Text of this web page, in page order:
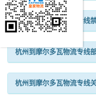
杭州到摩尔多瓦物流专线
杭州到摩尔多瓦物流专线
杭州到摩尔多瓦物流专线